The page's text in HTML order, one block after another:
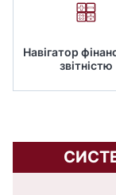
Навігатор
звітністю